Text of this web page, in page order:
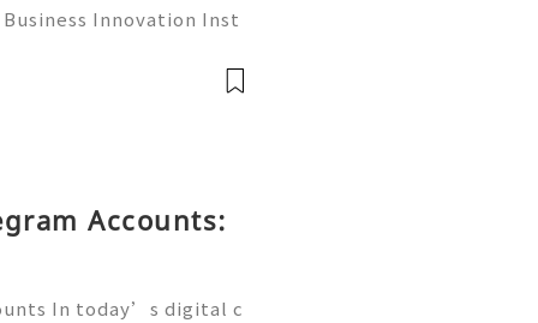
Innovation Inst
connect with c
Accounts:
In today’s digital c